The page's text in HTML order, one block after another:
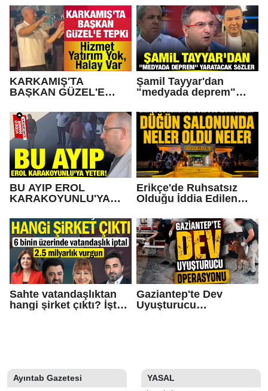
mu yaptı?
KARKAMIŞ'TA
BAŞKAN GÜZEL'E
Yok, Halay Var
Şamil Tayyar'dan
"medyada deprem"
BU AYIP EROL
KARAKOYUNLU'YA
Erikçe'de Ruhsatsız
Olduğu İddia Edilen
Oldu Neler!
Sahte vatandaşlıktan
hangi şirket çıktı? İşte
Gaziantep'te Dev
Uyuşturucu
Ayıntab Gazetesi YASAL